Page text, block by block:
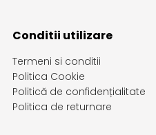
Conditii utilizare
Termeni si conditii
Politica Cookie
Politică de confidențialitate
Politica de returnare